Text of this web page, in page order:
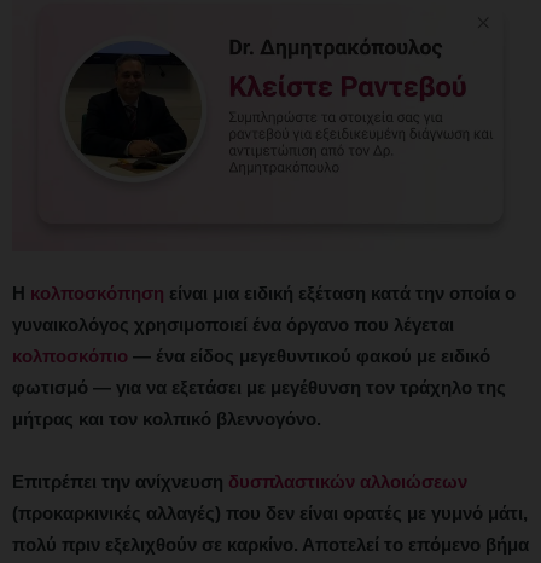
Η κολποσκόπηση είναι μια ειδική εξέταση κατά την οποία ο
γυναικολόγος χρησιμοποιεί ένα όργανο που λέγεται
κολποσκόπιο — ένα είδος μεγεθυντικού φακού με ειδικό
φωτισμό — για να εξετάσει με μεγέθυνση τον τράχηλο της
μήτρας και τον κολπικό βλεννογόνο.
Επιτρέπει την ανίχνευση δυσπλαστικών αλλοιώσεων
(προκαρκινικές αλλαγές) που δεν είναι ορατές με γυμνό μάτι,
πολύ πριν εξελιχθούν σε καρκίνο. Αποτελεί το επόμενο βήμα